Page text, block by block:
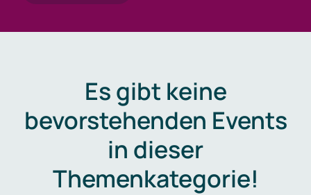
Es gibt keine
bevorstehenden Events
in dieser
Themenkategorie!